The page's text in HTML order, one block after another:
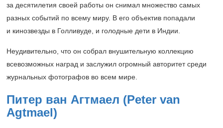
за десятилетия своей работы он снимал множество самых
разных событий по всему миру. В его объектив попадали
и кинозвезды в Голливуде, и голодные дети в Индии.
Неудивительно, что он собрал внушительную коллекцию
всевозможных наград и заслужил огромный авторитет среди
журнальных фотографов во всем мире.
Питер ван Агтмаел (Peter van
Agtmael)